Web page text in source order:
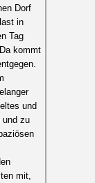
Dorf
in
Tag
kommt
und
und zu
mit,